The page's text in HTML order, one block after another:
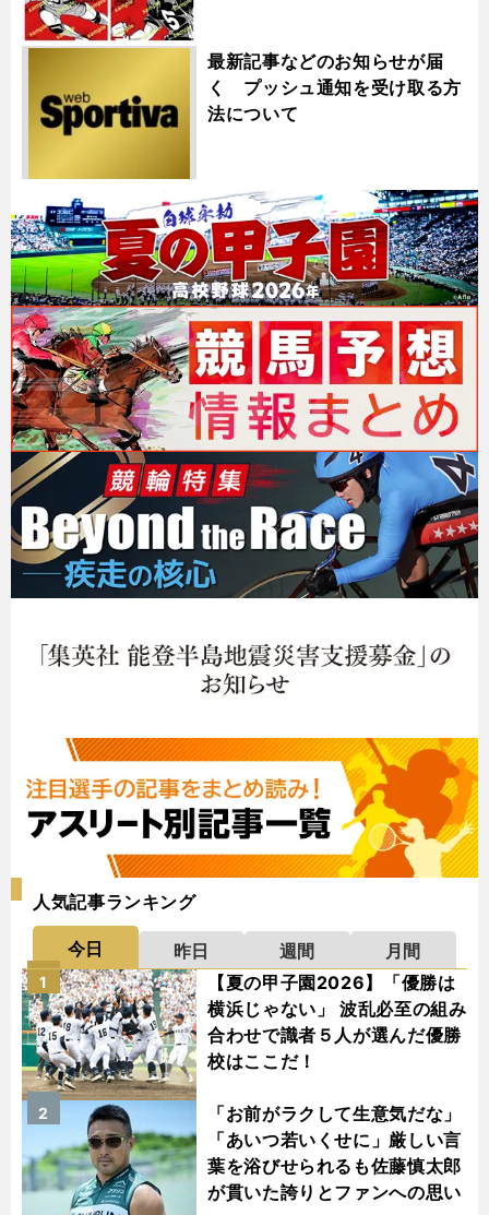
最新記事などのお知らせが届
く プッシュ通知を受け取る方
法について
人気記事ランキング
今日 昨日 週間
月間
【夏の甲子園2026】「優勝は
横浜じゃない」 波乱必至の組み
合わせで識者５人が選んだ優勝
校はここだ！
1
「お前がラクして生意気だな」
「あいつ若いくせに」厳しい言
葉を浴びせられるも佐藤慎太郎
が貫いた誇りとファンへの思い
2